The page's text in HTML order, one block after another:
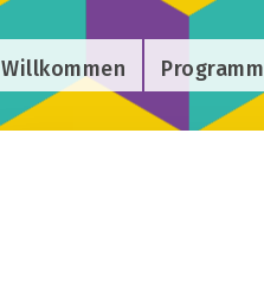
Willkommen Programm